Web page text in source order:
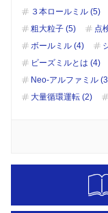
３本ロールミル (5)
粗大粒子 (5)
点
ボールミル (4)
ビーズミルとは (4)
Neo-アルファミル
大量循環運転 (2)